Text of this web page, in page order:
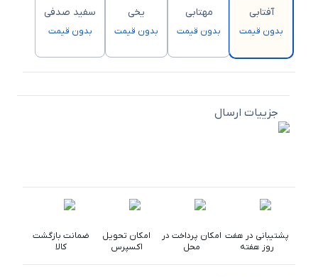
آفتابی
بدون قیمت
مهتابی
بدون قیمت
یخی
بدون قیمت
سفید صدفی
بدون قیمت
جزییات ارسال
پشتیبانی در هفت
روز هفته
امکان پرداخت در
محل
امکان تحویل
اکسپرس
ضمانت بازگشت
کالا